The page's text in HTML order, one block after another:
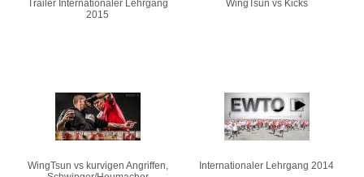
Trailer Internationaler Lehrgang
2015
WingTsun vs Kicks
WingTsun vs kurvigen Angriffen,
Internationaler Lehrgang 2014